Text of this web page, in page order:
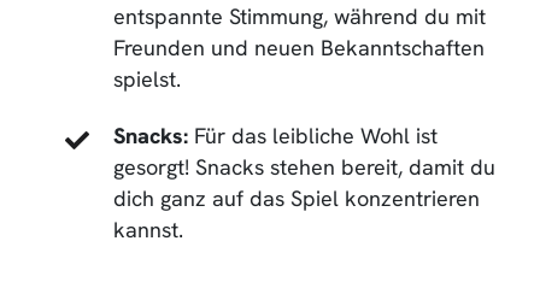
entspannte Stimmung, während du mit
Freunden und neuen Bekanntschaften
spielst.
Snacks: Für das leibliche Wohl ist
gesorgt! Snacks stehen bereit, damit du
dich ganz auf das Spiel konzentrieren
kannst.